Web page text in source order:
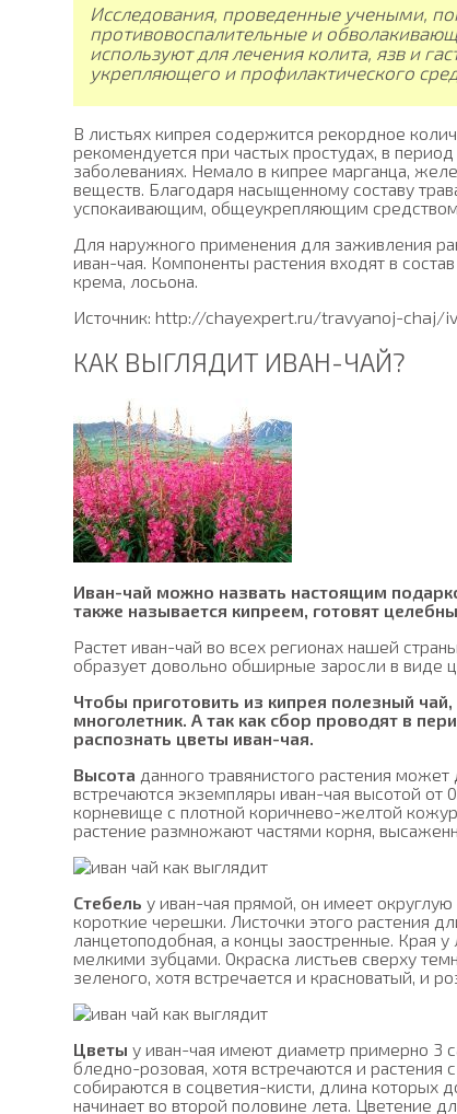
Исследования, проведенные учеными,
противовоспалительные и
используют для лечения колита, язв и
укрепляющего и профилактического
В листьях кипрея содержится рекордное
рекомендуется при частых простудах, в
заболеваниях. Немало в кипрее марганца,
веществ. Благодаря насыщенному составу
успокаивающим, общеукрепляющим
Для наружного применения для заживления
иван-чая. Компоненты растения входят в
крема, лосьона.
Источник: http://chayexpert.ru/travyanoj-chaj/
КАК ВЫГЛЯДИТ ИВАН-ЧАЙ?
Иван-чай можно назвать настоящим
также называется кипреем, готовят
Растет иван-чай во всех регионах нашей
образует довольно обширные заросли в виде
Чтобы приготовить из кипрея полезный
многолетник. А так как сбор проводят в
распознать цветы иван-чая.
Высота данного травянистого растения
встречаются экземпляры иван-чая высотой от
корневище с плотной коричнево-желтой
растение размножают частями корня,
Стебель у иван-чая прямой, он имеет
короткие черешки. Листочки этого растения
ланцетоподобная, а концы заостренные. Края
мелкими зубцами. Окраска листьев сверху
зеленого, хотя встречается и красноватый, и
Цветы у иван-чая имеют диаметр примерно 3
бледно-розовая, хотя встречаются и
собираются в соцветия-кисти, длина которых
начинает во второй половине лета. Цветение